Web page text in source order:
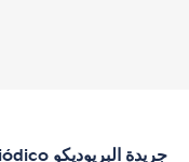
جريدة البريوديكو